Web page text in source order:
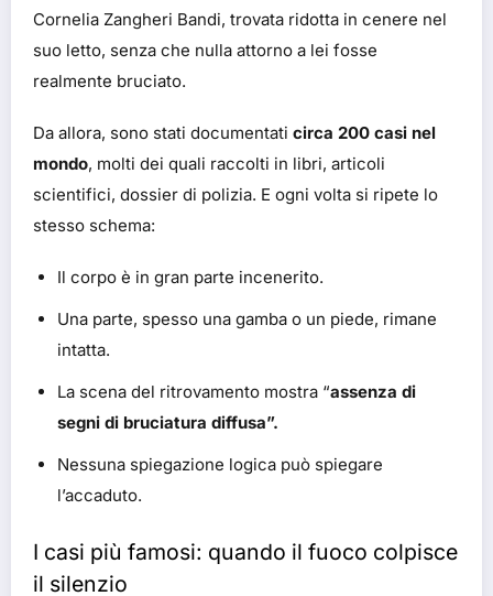
Cornelia Zangheri Bandi, trovata ridotta in cenere nel
suo letto, senza che nulla attorno a lei fosse
realmente bruciato.
Da allora, sono stati documentati circa 200 casi nel
mondo, molti dei quali raccolti in libri, articoli
scientifici, dossier di polizia. E ogni volta si ripete lo
stesso schema:
Il corpo è in gran parte incenerito.
Una parte, spesso una gamba o un piede, rimane
intatta.
La scena del ritrovamento mostra “assenza di
segni di bruciatura diffusa”.
Nessuna spiegazione logica può spiegare
l’accaduto.
I casi più famosi: quando il fuoco colpisce
il silenzio